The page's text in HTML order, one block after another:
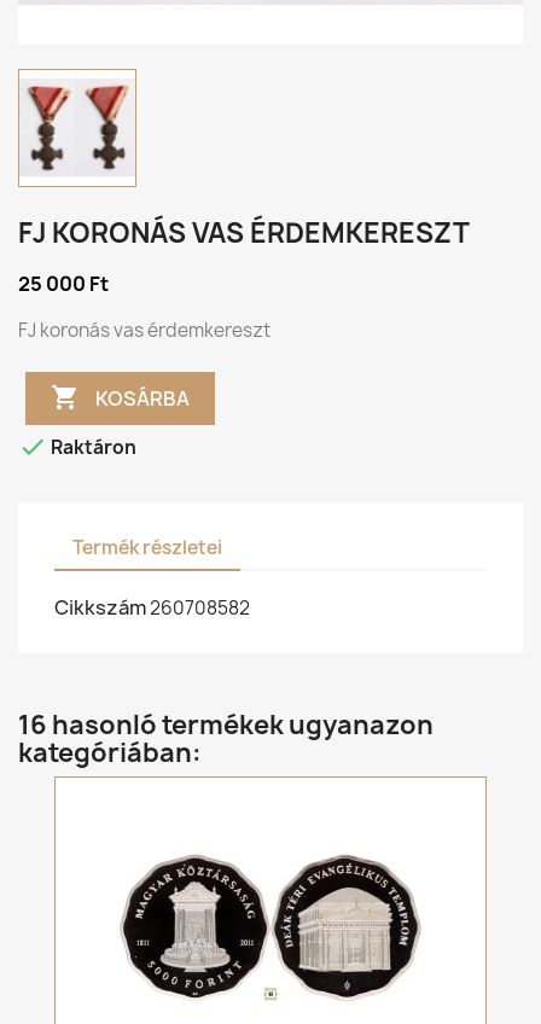
FJ KORONÁS VAS ÉRDEMKERESZT
25 000 Ft
FJ koronás vas érdemkereszt
 KOSÁRBA
 Raktáron
Termék részletei
Cikkszám260708582
16 hasonló termékek ugyanazon
kategóriában: